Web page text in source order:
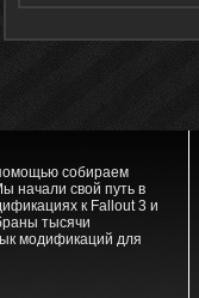
собираем
начали свой путь в
к Fallout 3 и
тысячи
модификаций для